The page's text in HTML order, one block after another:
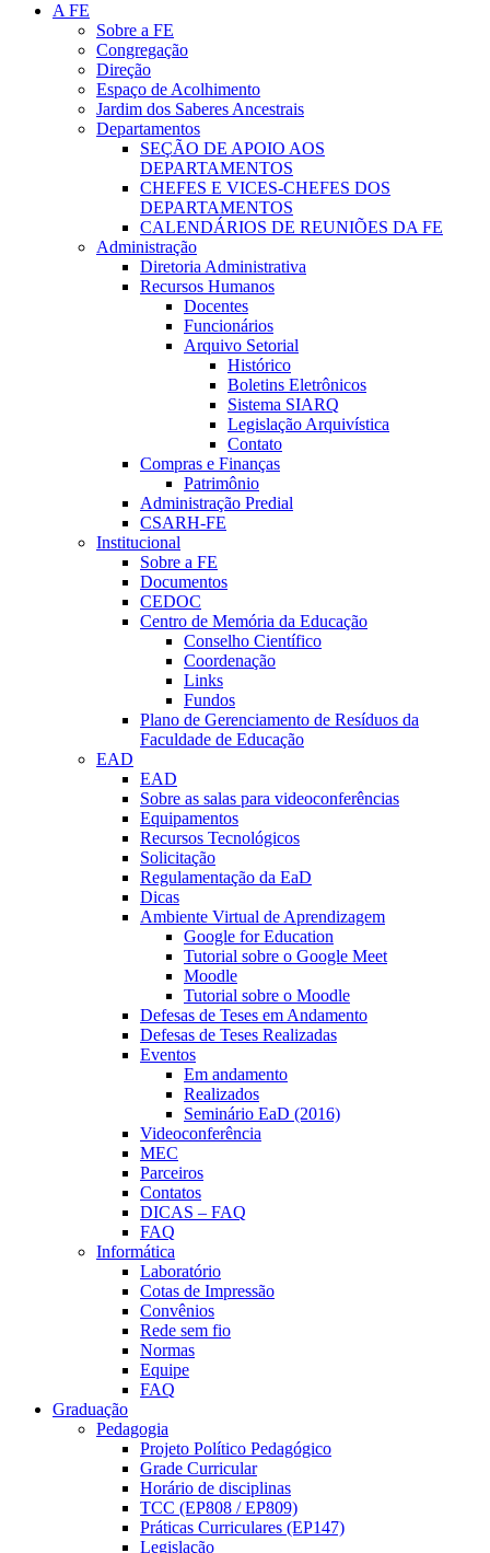
A FE
Sobre a FE
Congregação
Direção
Espaço de Acolhimento
Jardim dos Saberes Ancestrais
Departamentos
SEÇÃO DE APOIO AOS
DEPARTAMENTOS
CHEFES E VICES-CHEFES DOS
DEPARTAMENTOS
CALENDÁRIOS DE REUNIÕES DA FE
Administração
Diretoria Administrativa
Recursos Humanos
Docentes
Funcionários
Arquivo Setorial
Histórico
Boletins Eletrônicos
Sistema SIARQ
Legislação Arquivística
Contato
Compras e Finanças
Patrimônio
Administração Predial
CSARH-FE
Institucional
Sobre a FE
Documentos
CEDOC
Centro de Memória da Educação
Conselho Científico
Coordenação
Links
Fundos
Plano de Gerenciamento de Resíduos da
Faculdade de Educação
EAD
EAD
Sobre as salas para videoconferências
Equipamentos
Recursos Tecnológicos
Solicitação
Regulamentação da EaD
Dicas
Ambiente Virtual de Aprendizagem
Google for Education
Tutorial sobre o Google Meet
Moodle
Tutorial sobre o Moodle
Defesas de Teses em Andamento
Defesas de Teses Realizadas
Eventos
Em andamento
Realizados
Seminário EaD (2016)
Videoconferência
MEC
Parceiros
Contatos
DICAS – FAQ
FAQ
Informática
Laboratório
Cotas de Impressão
Convênios
Rede sem fio
Normas
Equipe
FAQ
Graduação
Pedagogia
Projeto Político Pedagógico
Grade Curricular
Horário de disciplinas
TCC (EP808 / EP809)
Práticas Curriculares (EP147)
Legislação